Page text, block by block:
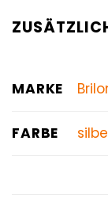
MARKE
FARBE